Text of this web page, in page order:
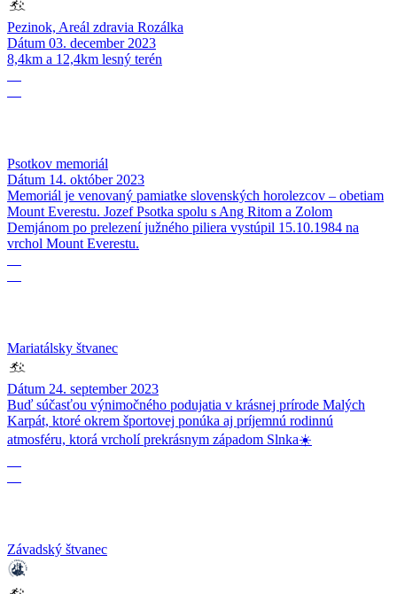
Pezinok, Areál zdravia Rozálka
Dátum 03. december 2023
8,4km a 12,4km lesný terén
Psotkov memoriál
Dátum 14. október 2023
Memoriál je venovaný pamiatke slovenských horolezcov – obetiam
Mount Everestu. Jozef Psotka spolu s Ang Ritom a Zolom
Demjánom po prelezení južného piliera vystúpil 15.10.1984 na
vrchol Mount Everestu.
Mariatálsky štvanec
Dátum 24. september 2023
Buď súčasťou výnimočného podujatia v krásnej prírode Malých
Karpát, ktoré okrem športovej ponúka aj príjemnú rodinnú
atmosféru, ktorá vrcholí prekrásnym západom Slnka☀️
Závadský štvanec